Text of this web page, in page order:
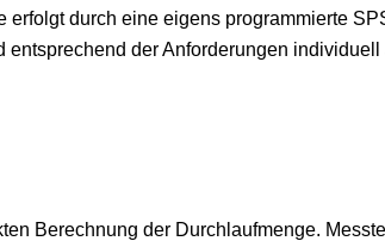
durch eine eigens programmierte
der Anforderungen
Berechnung der Durchlaufmenge.